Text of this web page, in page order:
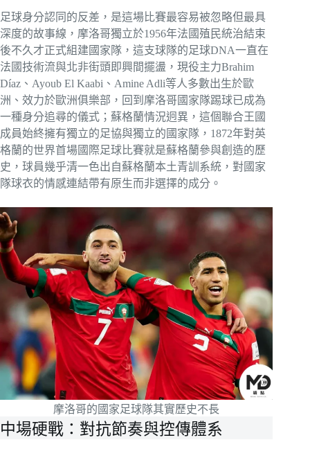
足球身分認同的反差，是這場比賽最容易被忽略但最具
深度的故事線，摩洛哥獨立於1956年法國殖民統治結束
後不久才正式組建國家隊，這支球隊的足球DNA一直在
法國技術流與北非街頭即興間擺盪，現役主力Brahim
Díaz、Ayoub El Kaabi、Amine Adli等人多數出生於歐
洲、效力於歐洲俱樂部，回到摩洛哥國家隊踢球已成為
一種身分追尋的儀式；蘇格蘭情況迥異，這個聯合王國
成員始終擁有獨立的足協與獨立的國家隊，1872年對英
格蘭的世界首場國際足球比賽就是蘇格蘭參與創造的歷
史，球員幾乎清一色出自蘇格蘭本土青訓系統，對國家
隊球衣的情感連結帶有原生而非選擇的成分。
摩洛哥的國家足球隊其實歷史不長
中場硬戰：對抗節奏與控傳體系